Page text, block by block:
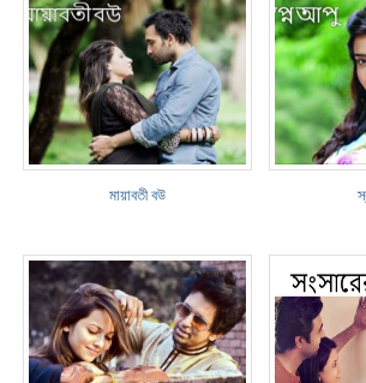
মায়াবতী বউ